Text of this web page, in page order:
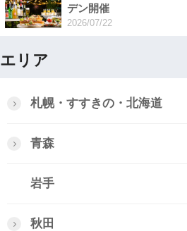
デン開催
2026/07/22
エリア
札幌・すすきの・北海道
青森
岩手
秋田